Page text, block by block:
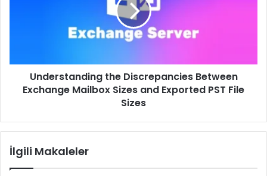
Exported
Understanding the Discrepancies Between
Exchange Mailbox Sizes and Exported PST File
Sizes
İlgili Makaleler